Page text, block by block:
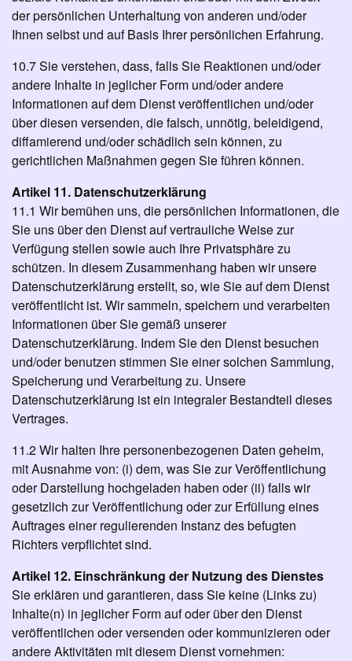
der persönlichen Unterhaltung von anderen und/oder
Ihnen selbst und auf Basis Ihrer persönlichen Erfahrung.
10.7 Sie verstehen, dass, falls Sie Reaktionen und/oder
andere Inhalte in jeglicher Form und/oder andere
Informationen auf dem Dienst veröffentlichen und/oder
über diesen versenden, die falsch, unnötig, beleidigend,
diffamierend und/oder schädlich sein können, zu
gerichtlichen Maßnahmen gegen Sie führen können.
Artikel 11. Datenschutzerklärung
11.1 Wir bemühen uns, die persönlichen Informationen, die
Sie uns über den Dienst auf vertrauliche Weise zur
Verfügung stellen sowie auch Ihre Privatsphäre zu
schützen. In diesem Zusammenhang haben wir unsere
Datenschutzerklärung erstellt, so, wie Sie auf dem Dienst
veröffentlicht ist. Wir sammeln, speichern und verarbeiten
Informationen über Sie gemäß unserer
Datenschutzerklärung. Indem Sie den Dienst besuchen
und/oder benutzen stimmen Sie einer solchen Sammlung,
Speicherung und Verarbeitung zu. Unsere
Datenschutzerklärung ist ein integraler Bestandteil dieses
Vertrages.
11.2 Wir halten Ihre personenbezogenen Daten geheim,
mit Ausnahme von: (i) dem, was Sie zur Veröffentlichung
oder Darstellung hochgeladen haben oder (ii) falls wir
gesetzlich zur Veröffentlichung oder zur Erfüllung eines
Auftrages einer regulierenden Instanz des befugten
Richters verpflichtet sind.
Artikel 12. Einschränkung der Nutzung des Dienstes
Sie erklären und garantieren, dass Sie keine (Links zu)
Inhalte(n) in jeglicher Form auf oder über den Dienst
veröffentlichen oder versenden oder kommunizieren oder
andere Aktivitäten mit diesem Dienst vornehmen: